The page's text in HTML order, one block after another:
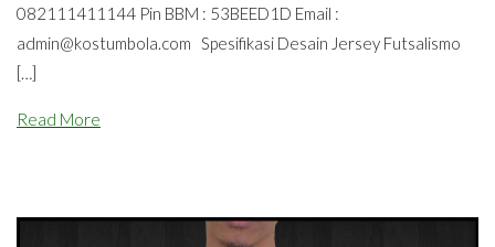
082111411144 Pin BBM : 53BEED1D Email :
admin@kostumbola.com Spesifikasi Desain Jersey Futsalismo
[…]
Read More